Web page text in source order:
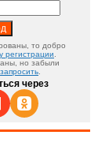
то добро
регистрации
но забыли
запросить
через